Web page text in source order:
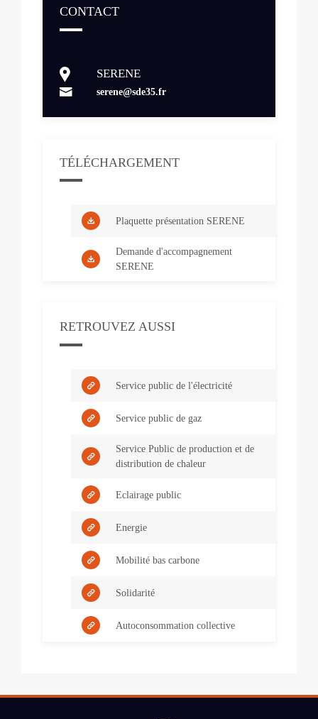
CONTACT
SERENE
serene@sde35.fr
TÉLÉCHARGEMENT
Plaquette présentation SERENE
Demande d'accompagnement
SERENE
RETROUVEZ AUSSI
Service public de l'électricité
Service public de gaz
Service Public de production et de
distribution de chaleur
Eclairage public
Energie
Mobilité bas carbone
Solidarité
Autoconsommation collective